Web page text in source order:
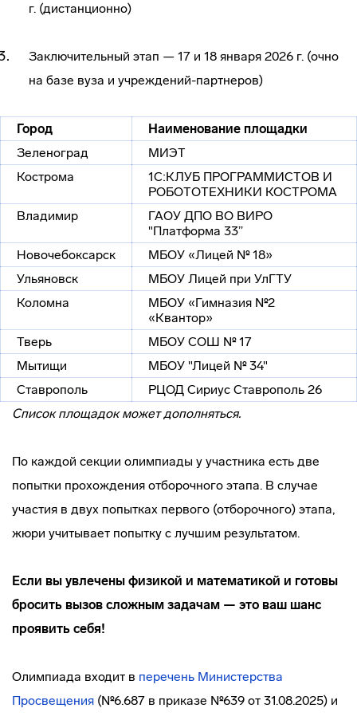
г. (дистанционно)
Заключительный этап — 17 и 18 января 2026 г. (очно
на базе вуза и учреждений-партнеров)
Город
Наименование площадки
Зеленоград
МИЭТ
Кострома
1С:КЛУБ ПРОГРАММИСТОВ И
РОБОТОТЕХНИКИ КОСТРОМА
Владимир
ГАОУ ДПО ВО ВИРО
"Платформа 33”
Новочебоксарск
МБОУ «Лицей № 18»
Ульяновск
МБОУ Лицей при УлГТУ
Коломна
МБОУ «Гимназия №2
«Квантор»
Тверь
МБОУ СОШ № 17
Мытищи
МБОУ "Лицей № 34"
Ставрополь
РЦОД Сириус Ставрополь 26
Список площадок может дополняться.
По каждой секции олимпиады у участника есть две
попытки прохождения отборочного этапа. В случае
участия в двух попытках первого (отборочного) этапа,
жюри учитывает попытку с лучшим результатом.
Если вы увлечены физикой и математикой и готовы
бросить вызов сложным задачам — это ваш шанс
проявить себя!
Олимпиада входит в перечень Министерства
Просвещения (№6.687 в приказе №639 от 31.08.2025) и